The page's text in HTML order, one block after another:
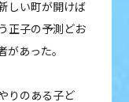
しい町が開けば
正子の予測どお
あった。
りのある子ど